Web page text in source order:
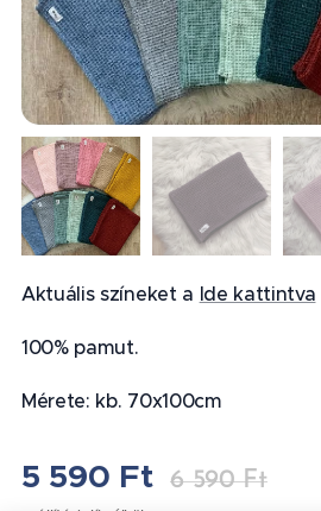
Aktuális színeket a Ide kattintva
100% pamut.
Mérete: kb. 70x100cm
5 590 Ft 6 590Ft